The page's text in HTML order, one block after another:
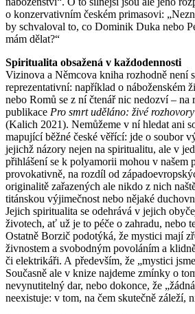
o konzervativním českém primasovi:
by schvaloval to, co Dominik Duka nebo
mám dělat?“
Spiritualita obsažená v každodennosti
Vizinova a Němcova kniha rozhodně není
reprezentativní: například o náboženském
nebo Romů se z ní čtenář nic nedozví – na
publikace Pro smrt uděláno: živé
(Kalich 2021). Nemůžeme v ní hledat ani
mapující běžné české věřící: jde o soubor
jejichž názory nejen na spiritualitu, ale v
přihlášení se k polyamorii mohou v našem
provokativně, na rozdíl od
originalitě zařazených ale nikdo z nich
titánskou výjimečnost nebo nějaké
Jejich spiritualita se odehrává v jejich
životech, ať už je to péče o zahradu, nebo
Ostatně Borzič podotýká, že mystici mají
živnostem a svobodným povoláním a
či elektrikáři. A především, že „mystici
Současně ale v knize najdeme zmínky o
nevynutitelný dar, nebo dokonce, že
neexistuje: v tom, na čem skutečně záleží,